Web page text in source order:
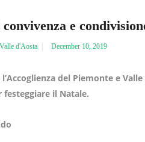
e
Valle d'Aosta December 10, 2019
del Piemonte e
festeggiare il Natale.